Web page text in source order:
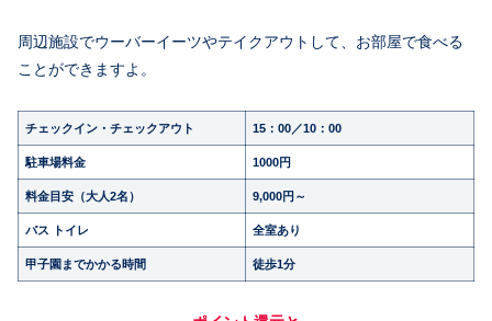
周辺施設でウーバーイーツやテイクアウトして、お部屋で食べる
ことができますよ。
チェックイン・チェックアウト 15：00／10：00
駐車場料金 1000円
料金目安（大人2名） 9,000円～
バス トイレ 全室あり
甲子園までかかる時間 徒歩1分